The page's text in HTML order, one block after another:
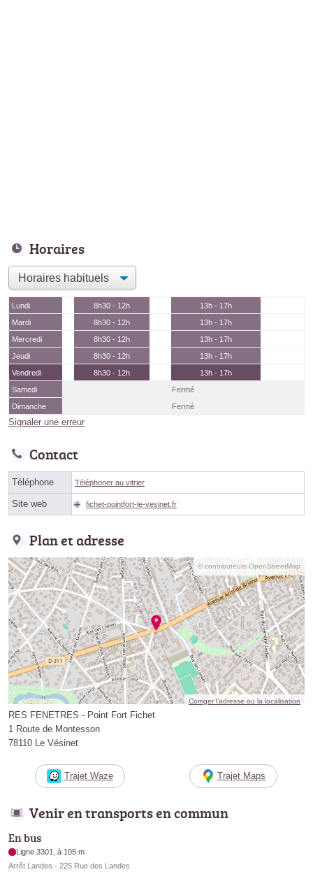
Horaires
Lundi 8h30 - 12h
13h - 17h
Mardi
8h30 - 12h
13h - 17h
Mercredi
8h30 - 12h
13h - 17h
Jeudi
8h30 - 12h
13h - 17h
Vendredi
8h30 - 12h
13h - 17h
Samedi
Fermé
Dimanche
Fermé
Signaler une erreur
Contact
Téléphone Téléphoner au vitrier
Site web fichet-pointfort-le-vesinet.fr
Plan et adresse
© contributeurs OpenStreetMap
Corriger l’adresse ou la localisation
RES FENETRES - Point Fort Fichet
1 Route de Montesson
78110 Le Vésinet
Trajet Waze Trajet Maps
Venir en transports en commun
En bus
Ligne 3301, à 105 m
Arrêt Landes - 225 Rue des Landes